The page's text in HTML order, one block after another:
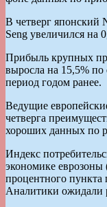
В четверг японский
Seng увеличился на
Прибыль крупных
выросла на 15,5% по
период годом ранее.
Ведущие
четверга
хороших данных по
Индекс
экономике
процентного
Аналитики ожидали